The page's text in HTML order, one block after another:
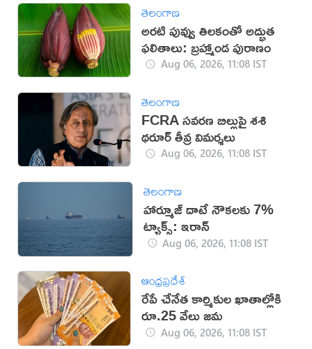
తెలంగాణ
అరటి పువ్వు తిలకంతో అద్భుత
ఫలితాలు: బ్రహ్మాండ పురాణం
Aug 06, 2026, 11:08 IST
తెలంగాణ
FCRA సవరణ బిల్లుపై శశి
థరూర్ తీవ్ర విమర్శలు
Aug 06, 2026, 11:08 IST
తెలంగాణ
హార్మూజ్ దాటే నౌకలకు 7%
ట్యాక్స్: ఇరాన్
Aug 06, 2026, 11:08 IST
ఆంధ్రప్రదేశ్
రేపే చేనేత కార్మికుల ఖాతాల్లోకి
రూ.25 వేలు జమ
Aug 06, 2026, 11:08 IST